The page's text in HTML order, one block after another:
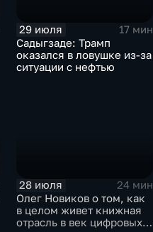
29 июля
17 мин
Садыгзаде: Трамп
оказался в ловушке из-за
ситуации с нефтью
28 июля
24 мин
Олег Новиков о том, как
в целом живет книжная
отрасль в век цифровых